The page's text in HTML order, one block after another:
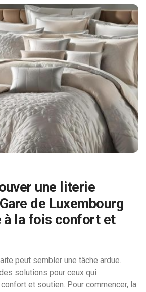
une literie
de Luxembourg
à la fois confort et
peut sembler une tâche ardue.
solutions pour ceux qui
et soutien. Pour commencer, la